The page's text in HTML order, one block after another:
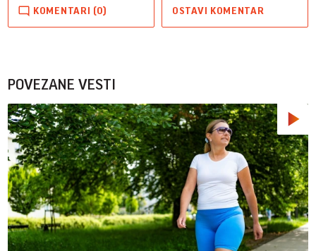
KOMENTARI (0) OSTAVI KOMENTAR
POVEZANE VESTI